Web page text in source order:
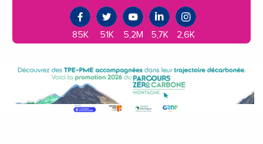
85K 51K 5,2M 5,7K 2,6K